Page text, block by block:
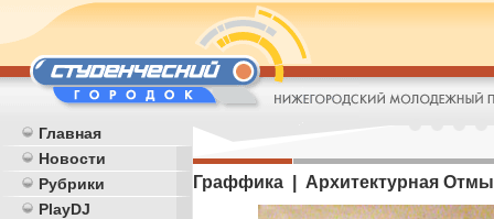
Главная
Новости
Рубрики
PlayDJ
Граффика | Архитектурная